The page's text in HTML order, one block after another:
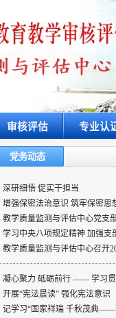
审核评估 专业认
党务动态
深研细悟 促实干担当
增强保密法治意识 筑牢保密思
教学质量监测与评估中心党支
学习中央八项规定精神 加强支
教学质量监测与评估中心召开
凝心聚力 砥砺前行 —— 学习
开展“宪法晨读” 强化宪法意识
记学习“国家祥瑞 千秋茂典——